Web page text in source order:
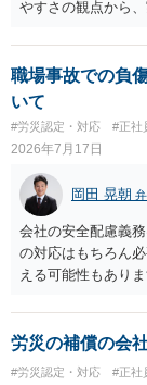
やすさの観点から
職場事故での負
いて
#労災認定・対応 #正社
2026年7月17日
岡田 晃朝
会社の安全配慮義
の対応はもちろん
える可能性もあり
実地指導をしてい
で、指示が無けれ
労災の補償の会
#労災認定・対応 #正社